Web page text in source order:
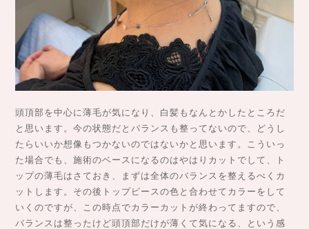
頭頂部を中心に薄毛が気になり、白髪もなんとかしたところだ
と思います。今の状態だとバランスも整ってないので、どうし
たらいいか想像もつかないのではないかと思います。こういっ
た場合でも、施術のベースになるのはやはりカットでして、ト
ップの薄毛はさておき、まずは全体のバランスを整えるべくカ
ットします。その後トップピースの色と合わせてカラーをして
いくのですが、この時点でカラーカットが終わってますので、
バランスは整ったけど頭頂部だけが薄くて気になる、という感